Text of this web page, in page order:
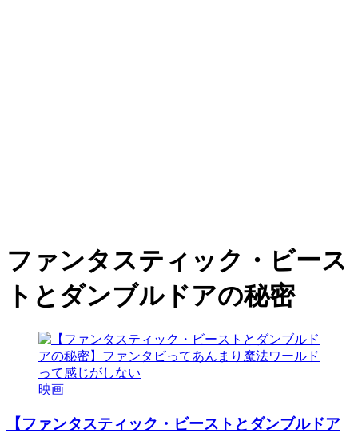
ファンタスティック・ビース
トとダンブルドアの秘密
映画
【ファンタスティック・ビーストとダンブルドア